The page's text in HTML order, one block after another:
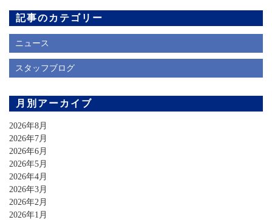
記事のカテゴリー
ニュース
スタッフブログ
月別アーカイブ
2026年8月
2026年7月
2026年6月
2026年5月
2026年4月
2026年3月
2026年2月
2026年1月